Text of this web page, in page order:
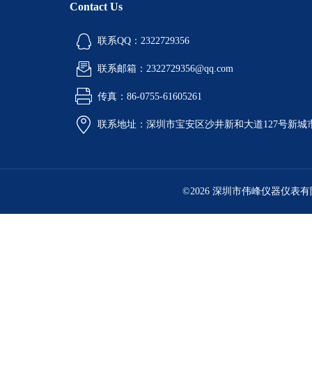
Contact Us
联系QQ：2322729356
联系邮箱：2322729356@qq.com
传真：86-0755-61605261
联系地址：深圳市宝安区沙井新和大道127号新城
©2026 深圳市伟峰仪器仪表